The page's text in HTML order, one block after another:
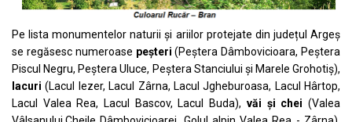
Pe lista monumentelor naturii și ariilor protejate din județul Argeș
se regăsesc numeroase peșteri (Peștera Dâmbovicioara, Peștera
Piscul Negru, Peștera Uluce, Peștera Stanciului și Marele Grohotiș),
lacuri (Lacul Iezer, Lacul Zârna, Lacul Jgheburoasa, Lacul Hârtop,
Lacul Valea Rea, Lacul Bascov, Lacul Buda), văi și chei (Valea